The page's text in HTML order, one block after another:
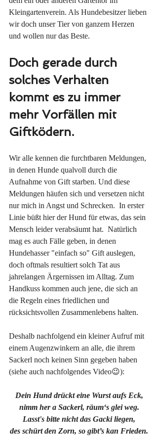
Kleingartenverein. Als Hundebesitzer lieben
wir doch unser Tier von ganzem Herzen
und wollen nur das Beste.
Doch gerade durch
solches Verhalten
kommt es zu immer
mehr Vorfällen mit
Giftködern.
Wir alle kennen die furchtbaren Meldungen,
in denen Hunde qualvoll durch die
Aufnahme von Gift starben. Und diese
Meldungen häufen sich und versetzen nicht
nur mich in Angst und Schrecken.  In erster
Linie büßt hier der Hund für etwas, das sein
Mensch leider verabsäumt hat.  Natürlich
mag es auch Fälle geben, in denen
Hundehasser "einfach so" Gift auslegen,
doch oftmals resultiert solch Tat aus
jahrelangen Ärgernissen im Alltag. Zum
Handkuss kommen auch jene, die sich an
die Regeln eines friedlichen und
rücksichtsvollen Zusammenlebens halten.
Deshalb nachfolgend ein kleiner Aufruf mit
einem Augenzwinkern an alle, die ihrem
Sackerl noch keinen Sinn gegeben haben
(siehe auch nachfolgendes Video😉):
Dein Hund drückt eine Wurst aufs Eck,
nimm her a Sackerl, räum‘s glei weg.
Lasst's bitte nicht das Gacki liegen,
des schürt den Zorn, so gibt’s kan Frieden.